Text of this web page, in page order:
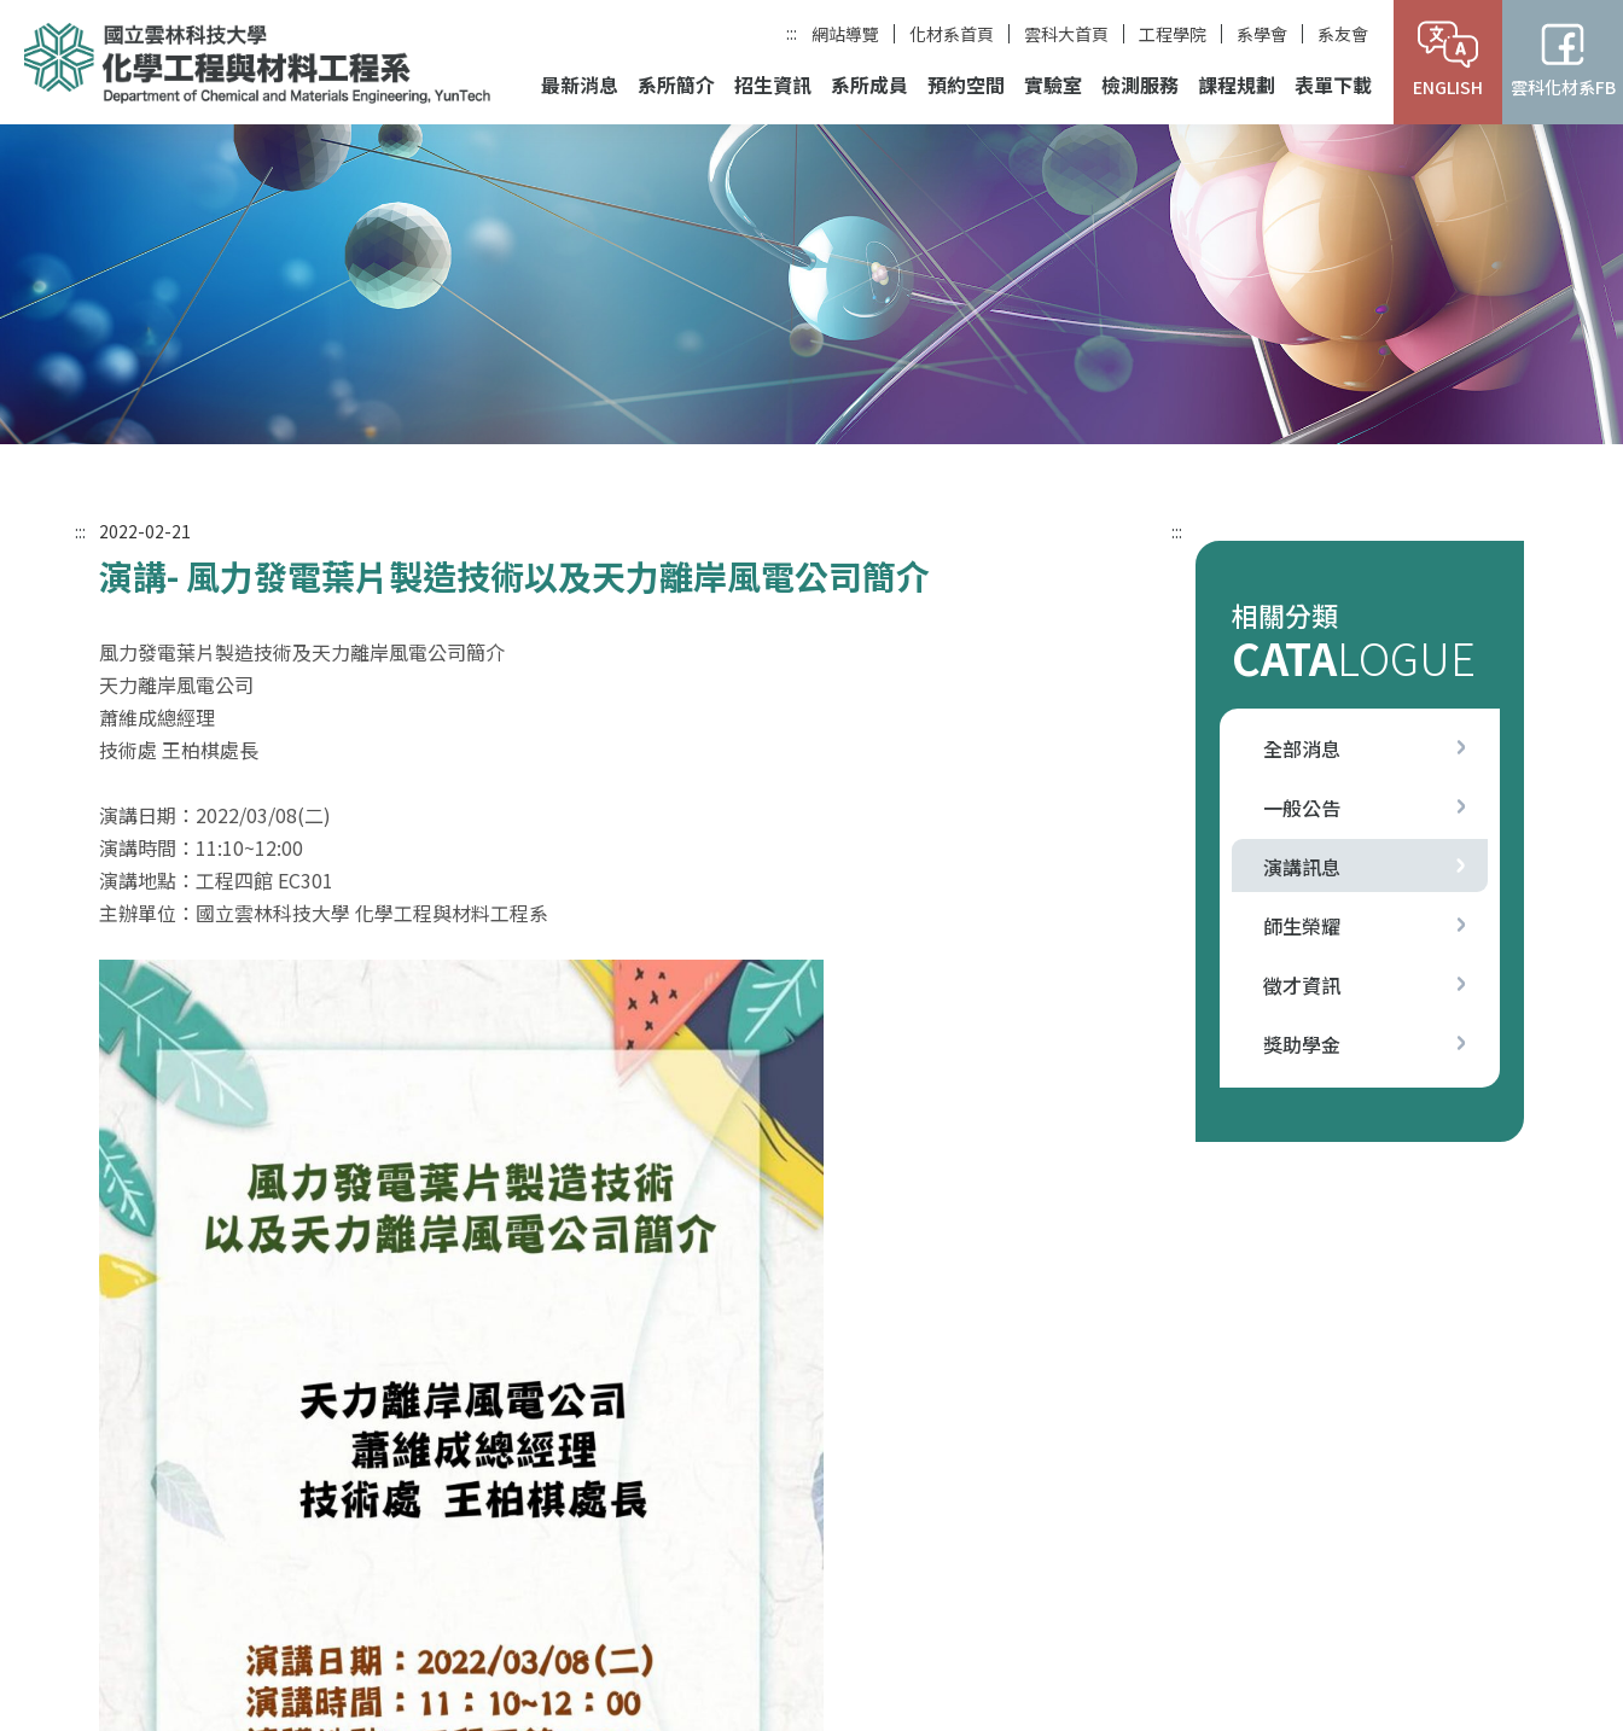
::: 網站導覽 化材系首頁 雲科大首頁 工程學院 系學會 系友會
最新消息 系所簡介 招生資訊 系所成員 預約空間 實驗室 檢測服務 課程規劃 表單下載 ENGLISH 雲科化材系FB
::: 2022-02-21
演講- 風力發電葉片製造技術以及天力離岸風電公司簡介
風力發電葉片製造技術及天力離岸風電公司簡介
天力離岸風電公司
蕭維成總經理
技術處 王柏棋處長
演講日期：2022/03/08(二)
演講時間：11:10~12:00
演講地點：工程四館 EC301
主辦單位：國立雲林科技大學 化學工程與材料工程系
:::
相關分類
CATALOGUE
全部消息
一般公告
演講訊息
師生榮耀
徵才資訊
獎助學金